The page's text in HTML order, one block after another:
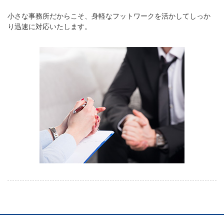
小さな事務所だからこそ、身軽なフットワークを活かしてしっか
り迅速に対応いたします。